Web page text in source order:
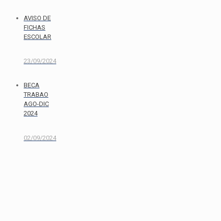
AVISO DE
FICHAS
ESCOLAR
23/09/2024
BECA
TRABAO
AGO-DIC
2024
02/09/2024